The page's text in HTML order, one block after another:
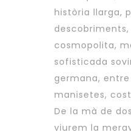
història llarga,
cosmopolita,
sofisticada
germana,
manisetes,
De la mà de
viurem la